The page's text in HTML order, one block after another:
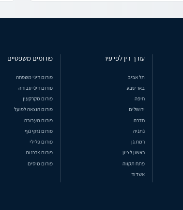
עורך דין לפי עיר
תל אביב
באר שבע
חיפה
ירושלים
חדרה
נתניה
רמת גן
ראשון לציון
פתח תקווה
אשדוד
פורומים משפטיים
פורום דיני משפחה
פורום דיני עבודה
פורום מקרקעין
פורום הוצאה לפועל
פורום תעבורה
פורום נזקי גוף
פורום פלילי
פורום צרכנות
פורום מיסים